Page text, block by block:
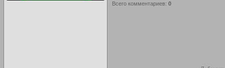
Всего комментариев: 0